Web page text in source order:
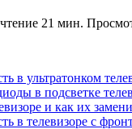
21 мин.
в ультратонком
в подсветке
и как их
в телевизоре с